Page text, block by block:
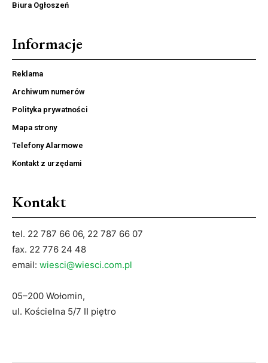
Biura Ogłoszeń
Informacje
Reklama
Archiwum numerów
Polityka prywatności
Mapa strony
Telefony Alarmowe
Kontakt z urzędami
Kontakt
tel. 22 787 66 06, 22 787 66 07
fax. 22 776 24 48
email: wiesci@wiesci.com.pl
05–200 Wołomin,
ul. Kościelna 5/7 II piętro